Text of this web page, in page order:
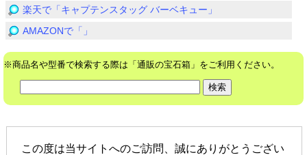
楽天で「キャプテンスタッグ バーベキュー」
AMAZONで「」
※商品名や型番で検索する際は「通販の宝石箱」をご利用ください。
この度は当サイトへのご訪問、誠にありがとうござい